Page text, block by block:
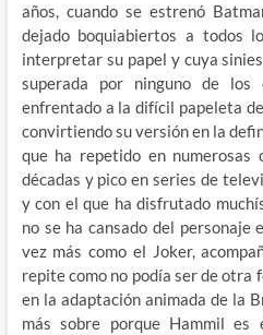
años, cuando se estrenó
dejado boquiabiertos a todos
interpretar su papel y cuya
superada por ninguno de
enfrentado a la difícil papeleta
convirtiendo su versión en la
que ha repetido en numerosas
décadas y pico en series de
y con el que ha disfrutado
no se ha cansado del personaje
vez más como el Joker,
repite como no podía ser de otra
en la adaptación animada de la
más sobre porque Hammil